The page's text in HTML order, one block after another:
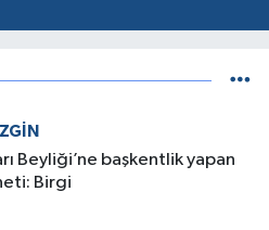
Beyliği’ne başkentlik yapan
Birgi